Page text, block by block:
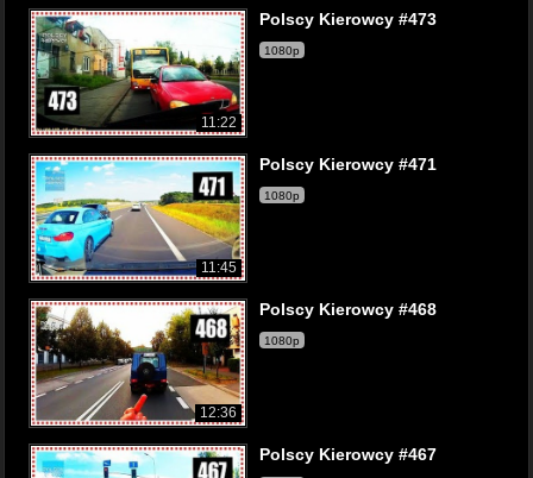
11:22
Polscy Kierowcy #473
1080p
11:45
Polscy Kierowcy #471
1080p
12:36
Polscy Kierowcy #468
1080p
Polscy Kierowcy #467